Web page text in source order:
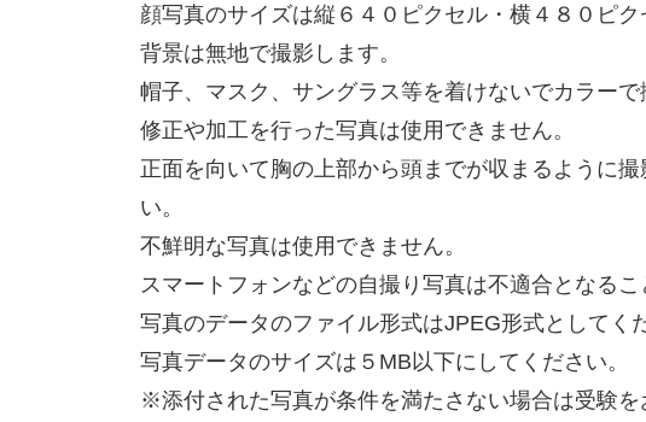
顔写真のサイズは縦６４０ピクセル・横４８０ピク
背景は無地で撮影します。
帽子、マスク、サングラス等を着けないでカラーで
修正や加工を行った写真は使用できません。
正面を向いて胸の上部から頭までが収まるように撮
い。
不鮮明な写真は使用できません。
スマートフォンなどの自撮り写真は不適合となるこ
写真のデータのファイル形式はJPEG形式としてく
写真データのサイズは５MB以下にしてください。
※添付された写真が条件を満たさない場合は受験を